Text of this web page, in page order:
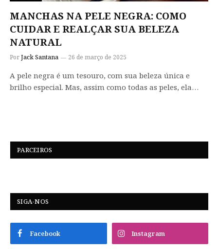
MANCHAS NA PELE NEGRA: COMO
CUIDAR E REALÇAR SUA BELEZA
NATURAL
PorJack Santana 26 de março de 2025
A pele negra é um tesouro, com sua beleza única e
brilho especial. Mas, assim como todas as peles, ela…
PARCEIROS
SIGA-NOS
Facebook Instagram